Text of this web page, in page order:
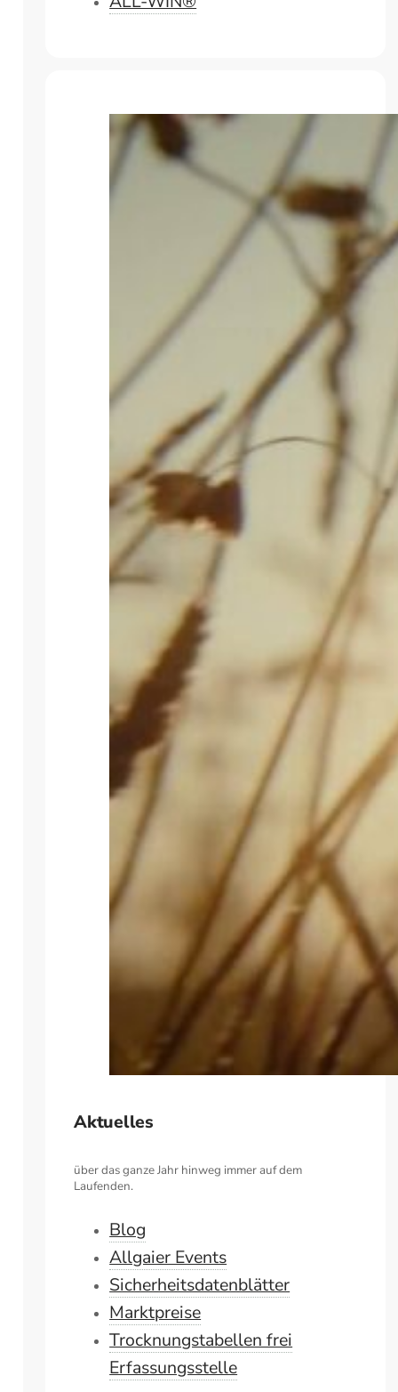
Aktuelles
über das ganze Jahr hinweg immer auf dem
Laufenden.
Blog
Allgaier Events
Sicherheitsdatenblätter
Marktpreise
Trocknungstabellen frei
Erfassungsstelle